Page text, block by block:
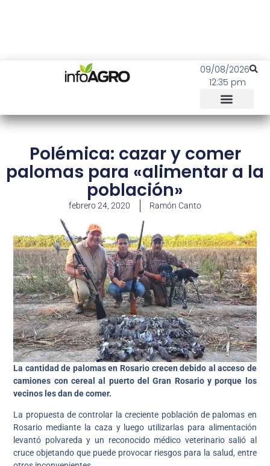
09/08/2026
12:35 pm
Polémica: cazar y comer
palomas para «alimentar a la
población»
febrero 24, 2020 Ramón Canto
La cantidad de palomas en Rosario crecen debido al acceso de
camiones con cereal al puerto del Gran Rosario y porque los
vecinos les dan de comer.
La propuesta de controlar la creciente población de palomas en
Rosario mediante la caza y luego utilizarlas para alimentación
levantó polvareda y un reconocido médico veterinario salió al
cruce objetando que puede provocar riesgos para la salud, entre